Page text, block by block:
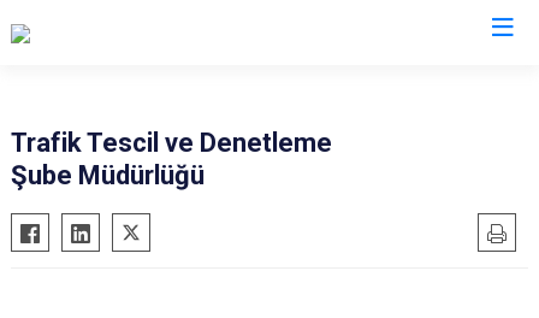
Trafik Tescil ve Denetleme
Şube Müdürlüğü